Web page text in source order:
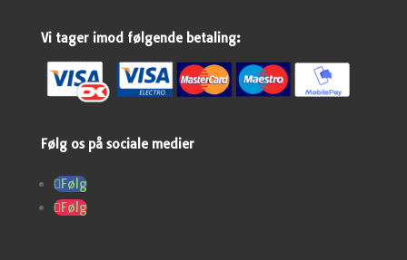
Vi tager imod følgende betaling:
Følg os på sociale medier
Følg
Følg